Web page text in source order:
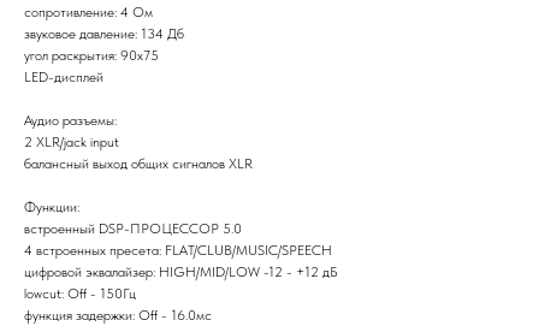
сопротивление: 4 Ом
звуковое давление: 134 Дб
угол раскрытия: 90x75
LED-дисплей
Аудио разъемы:
2 XLR/jack input
балансный выход общих сигналов XLR
Функции:
встроенный DSP-ПРОЦЕССОР 5.0
4 встроенных пресета: FLAT/CLUB/MUSIC/SPEECH
цифровой эквалайзер: HIGH/MID/LOW -12 - +12 дБ
lowcut: Off - 150Гц
функция задержки: Off - 16.0мс